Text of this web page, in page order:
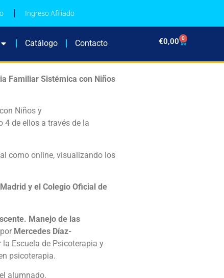
Ingreso Afiliado
Catálogo Contacto €0,00 0
Familiar Sistémica con Niños
Niños y
4 de ellos a través de la
como online, visualizando los
y el Colegio Oficial de
Manejo de las
Mercedes Díaz-
Escuela de Psicoterapia y
psicoterapia.
alumnado.